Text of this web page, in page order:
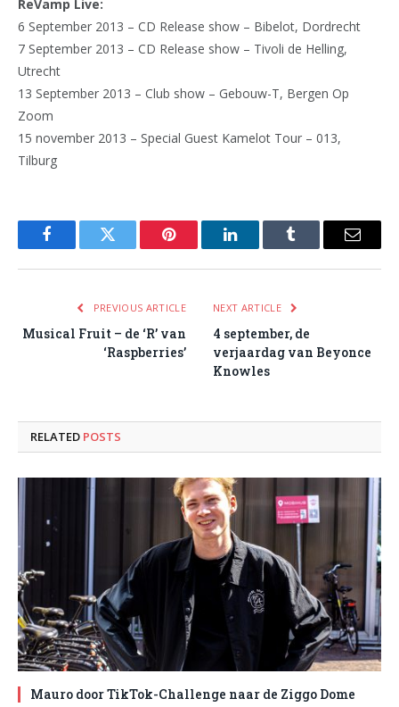
ReVamp Live:
6 September 2013 – CD Release show – Bibelot, Dordrecht
7 September 2013 – CD Release show – Tivoli de Helling,
Utrecht
13 September 2013 – Club show – Gebouw-T, Bergen Op
Zoom
15 november 2013 – Special Guest Kamelot Tour – 013,
Tilburg
FacebookTwitter Pinterest LinkedInTumblr Email
PREVIOUS ARTICLE
Musical Fruit – de ‘R’ van
‘Raspberries’
NEXT ARTICLE
4 september, de
verjaardag van Beyonce
Knowles
RELATED POSTS
Mauro door TikTok-Challenge naar de Ziggo Dome